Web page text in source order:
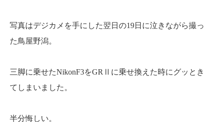
写真はデジカメを手にした翌日の19日に泣きながら撮っ
た鳥屋野潟。
三脚に乗せたNikonF3をGRⅡに乗せ換えた時にグッとき
てしまいました。
半分悔しい。